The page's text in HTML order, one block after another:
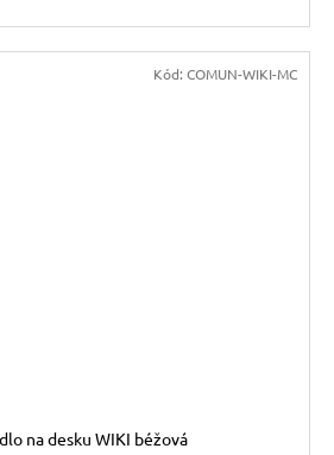
na desku WIKI béžová
Kód: COMUN-WIKI-MC